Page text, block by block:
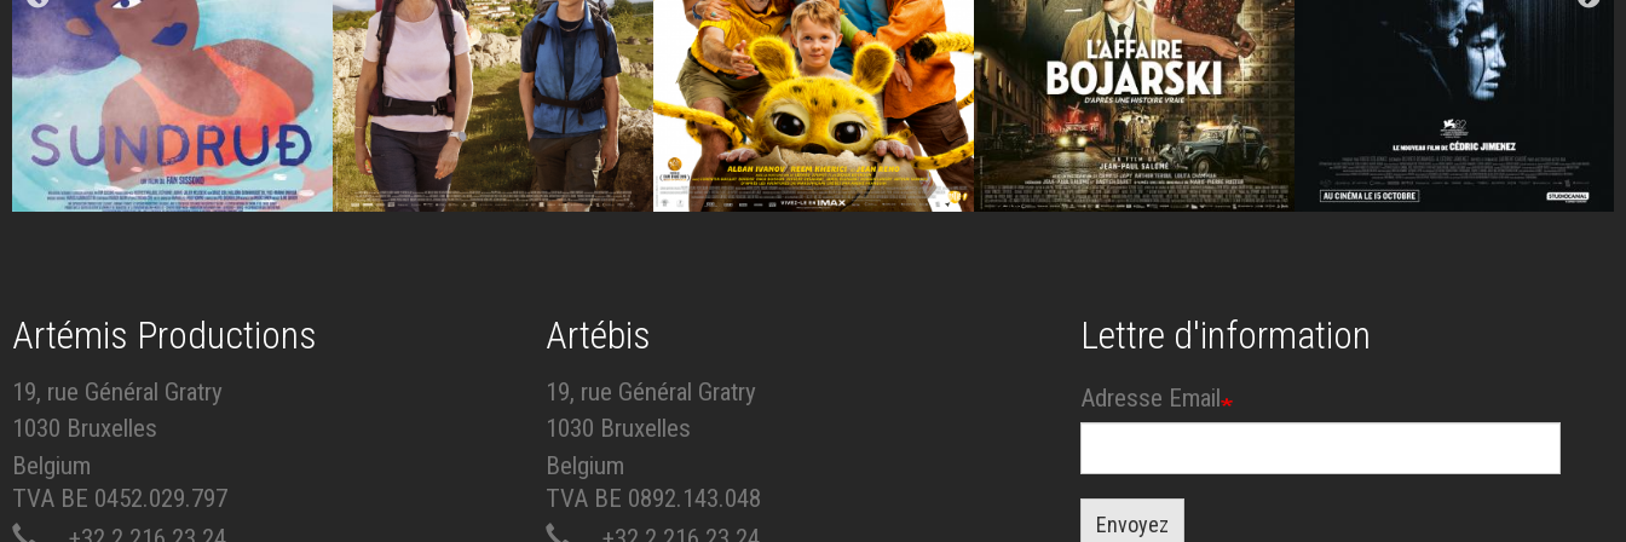
Artémis Productions
19, rue Général Gratry
1030 Bruxelles
Belgium
TVA BE 0452.029.797
Artébis
19, rue Général Gratry
1030 Bruxelles
Belgium
TVA BE 0892.143.048
Lettre d'information
Adresse Email
Envoyez